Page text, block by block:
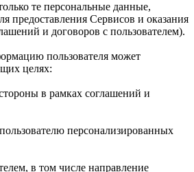
те персональные данные,
предоставления Сервисов и оказания
и договоров с пользователем).
пользователя может
целях:
в рамках соглашений и
персонализированных
в том числе направление